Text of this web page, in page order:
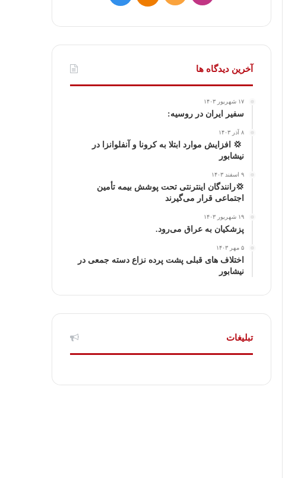
س
ت
ا
ا
ک
ت
گ
ا
آخرین دیدگاه ها
۱۷ شهریور ۱۴۰۳
سفیر ایران در روسیه:
۸ آذر ۱۴۰۳
‍ 💢 افزایش موارد ابتلا به کرونا و آنفلوانزا در
نیشابور
۹ اسفند ۱۴۰۳
💢رانندگان اینترنتی تحت پوشش بیمه تأمین
اجتماعی قرار می‌گیرند
۱۹ شهریور ۱۴۰۳
پزشکیان به عراق می‌رود.
۵ مهر ۱۴۰۳
اختلاف های قبلی پشت پرده نزاع دسته جمعی در
نیشابور
تبلیغات